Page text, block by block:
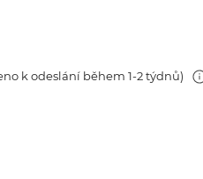
k odeslání během 1-2 týdnů)